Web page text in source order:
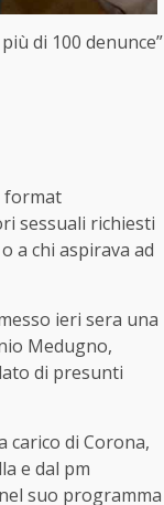
di 100 denunce”
format
sessuali richiesti
a chi aspirava ad
ieri sera una
Medugno,
di presunti
carico di Corona,
e dal pm
suo programma